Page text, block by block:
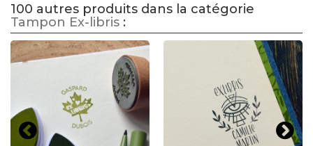
100 autres produits dans la catégorie
Tampon Ex-libris :